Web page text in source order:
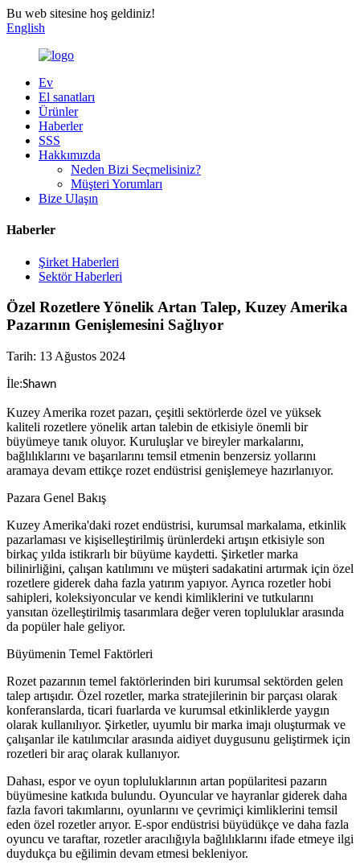
Bu web sitesine hoş geldiniz!
English
Ev
El sanatları
Ürünler
Haberler
SSS
Hakkımızda
Neden Bizi Seçmelisiniz?
Müşteri Yorumları
Bize Ulaşın
Haberler
Şirket Haberleri
Sektör Haberleri
Özel Rozetlere Yönelik Artan Talep, Kuzey Amerika
Pazarının Genişlemesini Sağlıyor
Tarih: 13 Ağustos 2024
İle:Shawn
Kuzey Amerika rozet pazarı, çeşitli sektörlerde özel ve yüksek
kaliteli rozetlere yönelik artan talebin de etkisiyle önemli bir
büyümeye tanık oluyor. Kuruluşlar ve bireyler markalarını,
bağlılıklarını ve başarılarını temsil etmenin benzersiz yollarını
aramaya devam ettikçe rozet endüstrisi genişlemeye hazırlanıyor.
Pazara Genel Bakış
Kuzey Amerika'daki rozet endüstrisi, kurumsal markalama, etkinlik
pazarlaması ve kişiselleştirilmiş ürünlerdeki artışın etkisiyle son
birkaç yılda istikrarlı bir büyüme kaydetti. Şirketler marka
bilinirliğini, çalışan katılımını ve müşteri sadakatini artırmak için özel
rozetlere giderek daha fazla yatırım yapıyor. Ayrıca rozetler hobi
sahipleri, koleksiyoncular ve kendi kimliklerini ve tutkularını
yansıtan özelleştirilmiş tasarımlara değer veren topluluklar arasında
da popüler hale geliyor.
Büyümenin Temel Faktörleri
Rozet pazarının temel faktörlerinden biri kurumsal sektörden gelen
talep artışıdır. Özel rozetler, marka stratejilerinin bir parçası olarak
konferanslarda, ticari fuarlarda ve kurumsal etkinliklerde yaygın
olarak kullanılıyor. Şirketler, uyumlu bir marka imajı oluşturmak ve
çalışanlar ile katılımcılar arasında aidiyet duygusunu geliştirmek için
rozetleri bir araç olarak kullanıyor.
Dahası, espor ve oyun topluluklarının artan popülaritesi pazarın
büyümesine katkıda bulundu. Oyuncular ve hayranlar giderek daha
fazla favori takımlarını, oyunlarını ve çevrimiçi kimliklerini temsil
eden özel rozetler arıyor. E-spor endüstrisi büyüdükçe ve daha fazla
oyuncu ve taraftar, rozetler aracılığıyla bağlılıklarını ifade etmeye ilgi
duydukça bu eğilimin devam etmesi bekleniyor.